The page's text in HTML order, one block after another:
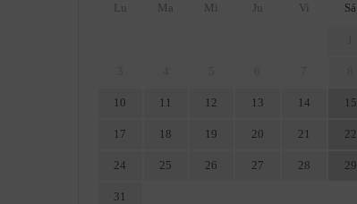
Lu Ma Mi Ju Vi Sá
10 11 12 13 14 15
17 18 19 20 21 22
24 25 26 27 28 29
31